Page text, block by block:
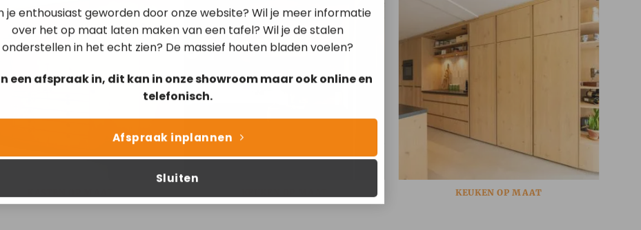
je enthousiast geworden door onze website? Wil je meer informatie
over het op maat laten maken van een tafel? Wil je de stalen
onderstellen in het echt zien? De massief houten bladen voelen?
een afspraak in, dit kan in onze showroom maar ook online en
telefonisch.
Afspraak inplannen
Sluiten
KEUKEN OP MAAT